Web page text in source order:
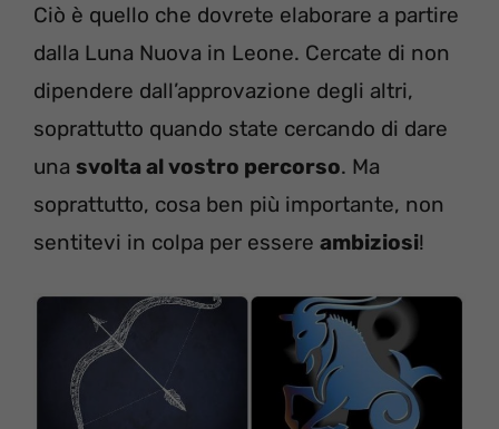
Ciò è quello che dovrete elaborare a partire
dalla Luna Nuova in Leone. Cercate di non
dipendere dall’approvazione degli altri,
soprattutto quando state cercando di dare
una svolta al vostro percorso. Ma
soprattutto, cosa ben più importante, non
sentitevi in colpa per essere ambiziosi!